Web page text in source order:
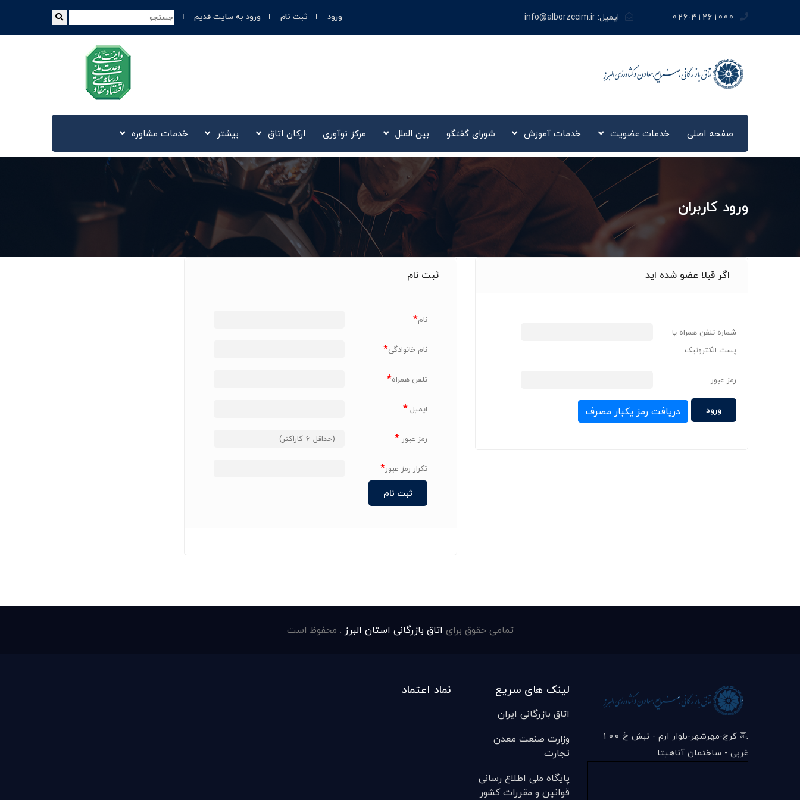
026-31261000 ایمیل:info@alborzccim.ir ورود ثبت نام ورود به سایت قدیم
صفحه اصلی خدمات عضویت خدمات آموزش شورای گفتگو بین الملل مرکز نوآوری‌ ارکان اتاق بیشتر خدمات مشاوره
ورود کاربران
اگر قبلا عضو شده اید
شماره تلفن همراه یا
پست الکترونیک
رمز عبور
دریافت رمز یکبار مصرف
ثبت نام
نام*
نام خانوادگی*
تلفن همراه*
ایمیل*
رمز عبور*
تکرار رمز عبور*
تمامی حقوق برای اتاق بازرگانی استان البرز . محفوظ است
کرج-مهرشهر-بلوار ارم - نبش خ 100
غربی - ساختمان آناهیتا
لینک های سریع
اتاق بازرگانی ایران
وزارت صنعت معدن
تجارت
پایگاه ملی اطلاع رسانی
قوانین و مقررات کشور
نماد اعتماد